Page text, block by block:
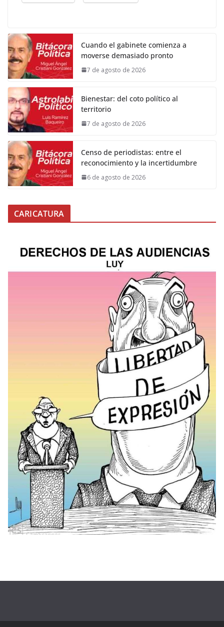
Cuando el gabinete comienza a
moverse demasiado pronto
7 de agosto de 2026
Bienestar: del coto político al
territorio
7 de agosto de 2026
Censo de periodistas: entre el
reconocimiento y la incertidumbre
6 de agosto de 2026
CARICATURA